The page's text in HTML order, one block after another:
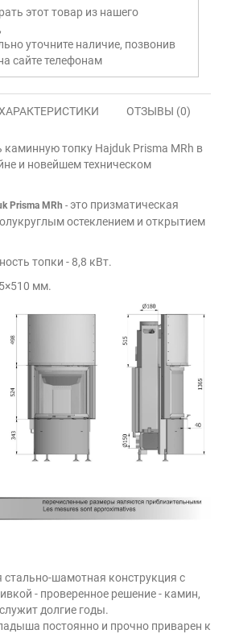
этот товар из нашего
уточните наличие, позвонив
сайте телефонам
ОТЗЫВЫ (0)
каминную топку Hajduk Prisma MRh в
и новейшем техническом
Prisma MRh - это призматическая
остеклением и открытием
топки - 8,8 кВт.
мм.
стально-шамотная конструкция с
- проверенное решение - камин,
долгие годы.
постоянно и прочно приварен к